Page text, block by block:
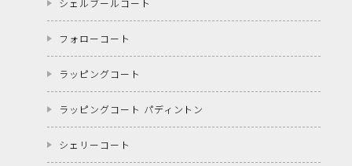
シェルブールコート
フォローコート
ラッピングコート
ラッピングコート パディントン
シェリーコート